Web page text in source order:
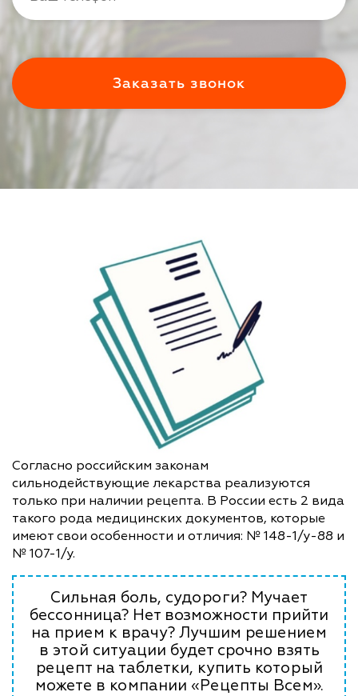
Согласно российским законам
сильнодействующие лекарства реализуются
только при наличии рецепта. В России есть 2 вида
такого рода медицинских документов, которые
имеют свои особенности и отличия: № 148-1/у-88 и
№ 107-1/у.
Сильная боль, судороги? Мучает
бессонница? Нет возможности прийти
на прием к врачу? Лучшим решением
в этой ситуации будет срочно взять
рецепт на таблетки, купить который
можете в компании «Рецепты Всем».